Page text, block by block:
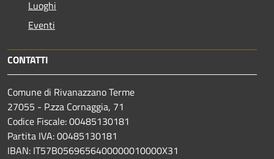
Luoghi
Eventi
CONTATTI
Comune di Rivanazzano Terme
27055 - P.zza Cornaggia, 71
Codice Fiscale: 00485130181
Partita IVA: 00485130181
IBAN: IT57B0569656400000010000X31